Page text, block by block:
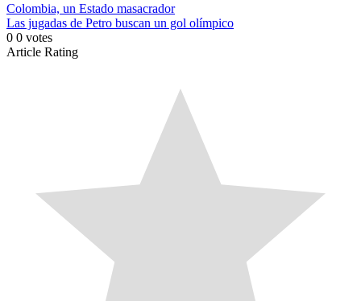
Colombia, un Estado masacrador
Las jugadas de Petro buscan un gol olímpico
0 0 votes
Article Rating